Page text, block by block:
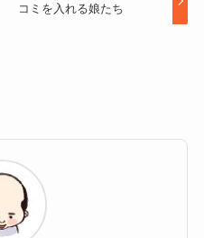
コミを入れる娘たち